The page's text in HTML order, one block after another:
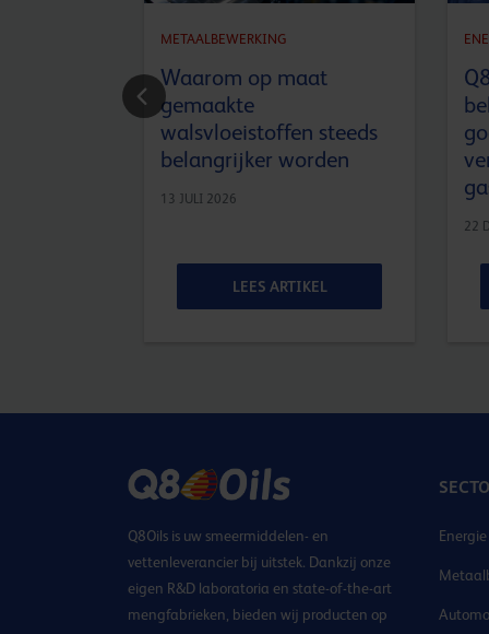
METAALBEWERKING
Waarom op maat
gemaakte
walsvloeistoffen steeds
belangrijker worden
13 JULI 2026
LEES ARTIKEL
22
Q8Oils is uw smeermiddelen- en
vettenleverancier bij uitstek. Dankzij onze
eigen R&D laboratoria en state-of-the-art
mengfabrieken, bieden wij producten op
Energie